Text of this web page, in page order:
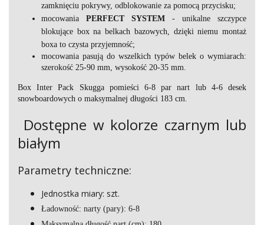
zamknięciu pokrywy, odblokowanie za pomocą przycisku;
mocowania
PERFECT SYSTEM
- unikalne szczypce
blokujące box na belkach bazowych, dzięki niemu montaż
boxa to czysta przyjemność;
mocowania pasują do wszelkich typów belek o wymiarach:
szerokość 25-90 mm, wysokość 20-35 mm.
Box Inter Pack Skugga pomieści 6-8 par nart lub 4-6 desek
snowboardowych o maksymalnej długości 183 cm.
Dostępne w kolorze czarnym lub
białym
Parametry techniczne:
Jednostka miary: szt.
Ładowność: narty (pary): 6-8